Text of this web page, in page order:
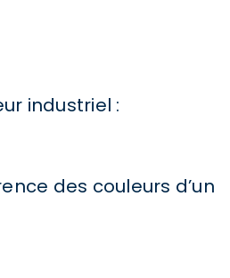
industriel :
des couleurs d’un